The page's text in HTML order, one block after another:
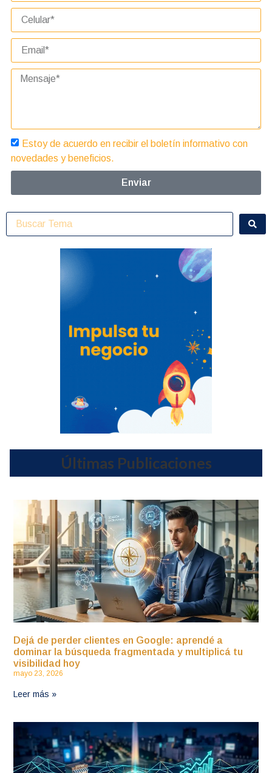
Estoy de acuerdo en recibir el boletín informativo con
novedades y beneficios.
Enviar
Últimas Publicaciones
Dejá de perder clientes en Google: aprendé a
dominar la búsqueda fragmentada y multiplicá tu
visibilidad hoy
mayo 23, 2026
Leer más »